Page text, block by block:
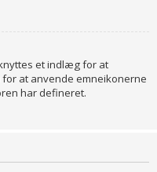
et indlæg for at
at anvende emneikonerne
har defineret.